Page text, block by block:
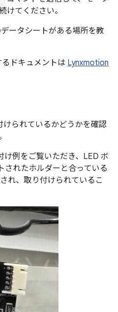
けてください。
ータシートがある場所を教
ドキュメントは Lynxmotion
けられているかどうかを確認
け例をご覧いただき、LED ボ
されたホルダーと合っている
れ、取り付けられているこ